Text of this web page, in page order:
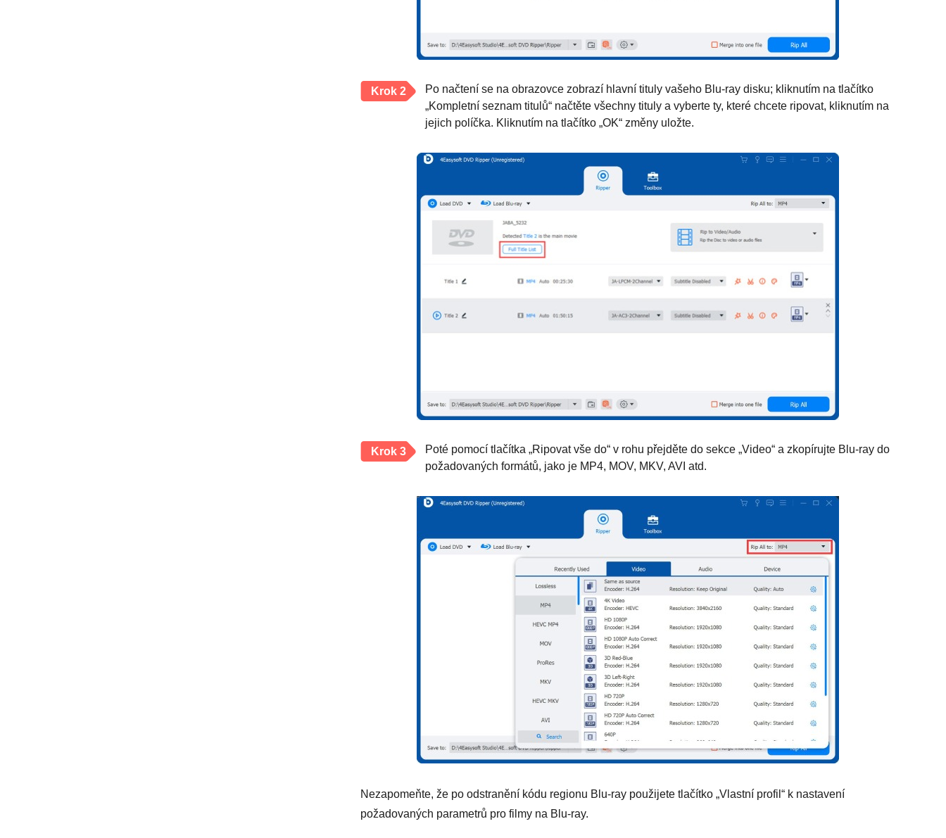
Krok 2
Po načtení se na obrazovce zobrazí hlavní tituly vašeho Blu-ray disku; kliknutím na tlačítko
„Kompletní seznam titulů“ načtěte všechny tituly a vyberte ty, které chcete ripovat, kliknutím na
jejich políčka. Kliknutím na tlačítko „OK“ změny uložte.
Krok 3
Poté pomocí tlačítka „Ripovat vše do“ v rohu přejděte do sekce „Video“ a zkopírujte Blu-ray do
požadovaných formátů, jako je MP4, MOV, MKV, AVI atd.
Nezapomeňte, že po odstranění kódu regionu Blu-ray použijete tlačítko „Vlastní profil“ k nastavení
požadovaných parametrů pro filmy na Blu-ray.